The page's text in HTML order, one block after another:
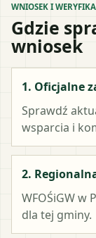
WNIOSEK I
Gdzie
wniosek
1. Oficjalne
Sprawdź
wsparcia i
2.
WFOŚiGW w
dla tej gminy.